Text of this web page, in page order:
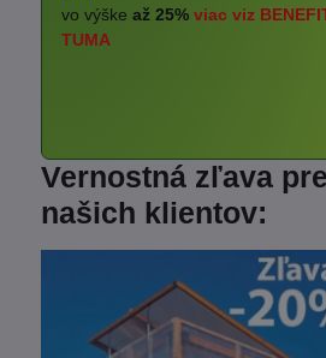
vo výške až 25% viac viz
TUMA
Vernostná zľava pre
našich klientov: